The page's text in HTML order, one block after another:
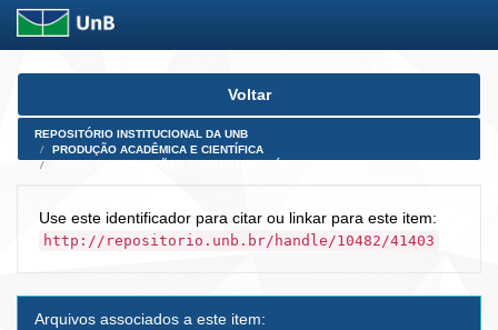
Skip
Voltar
REPOSITÓRIO INSTITUCIONAL DA UNB
PRODUÇÃO ACADÊMICA E CIENTÍFICA
Use este identificador para citar ou linkar para este item:
http://repositorio.unb.br/handle/10482/41403
Arquivos associados a este item: